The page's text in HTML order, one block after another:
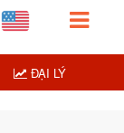
ĐẠI LÝ